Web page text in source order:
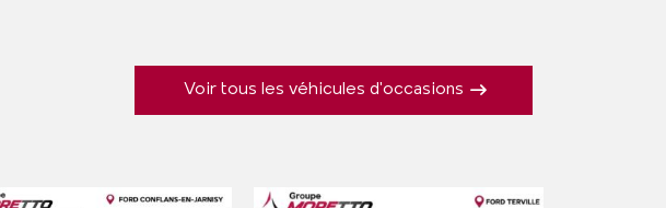
Voir tous les véhicules d'occasions